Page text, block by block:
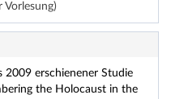
Vorlesung)
2009 erschienener Studie
the Holocaust in the